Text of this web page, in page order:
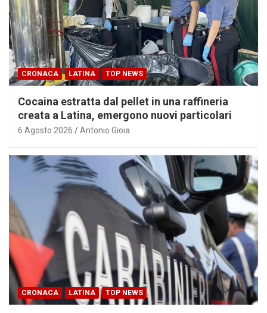
CRONACA LATINA TOP NEWS
Cocaina estratta dal pellet in una raffineria
creata a Latina, emergono nuovi particolari
6 Agosto 2026 Antonio Gioia
CRONACA LATINA TOP NEWS